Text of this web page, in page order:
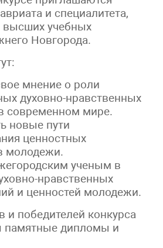
и специалитета,
учебных
Новгорода.
мнение о роли
духовно-нравственных
современном мире.
новые пути
ценностных
молодежи.
ученым в
нравственных
и ценностей молодежи.
и победителей конкурса
памятные дипломы и